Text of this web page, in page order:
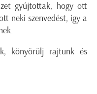
gyújtottak, hogy ott
neki szenvedést, így a
könyörülj rajtunk és